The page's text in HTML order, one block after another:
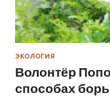
ЭКОЛОГИЯ
Волонтёр
способах